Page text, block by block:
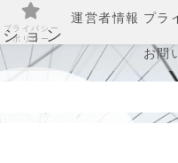
ョン
運営者情報 プラ
お問
プライバシー
ポリシー